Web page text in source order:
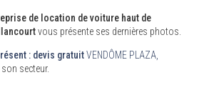
de location de voiture haut de
vous présente ses dernières photos.
: devis gratuitVENDÔME PLAZA,
son secteur.